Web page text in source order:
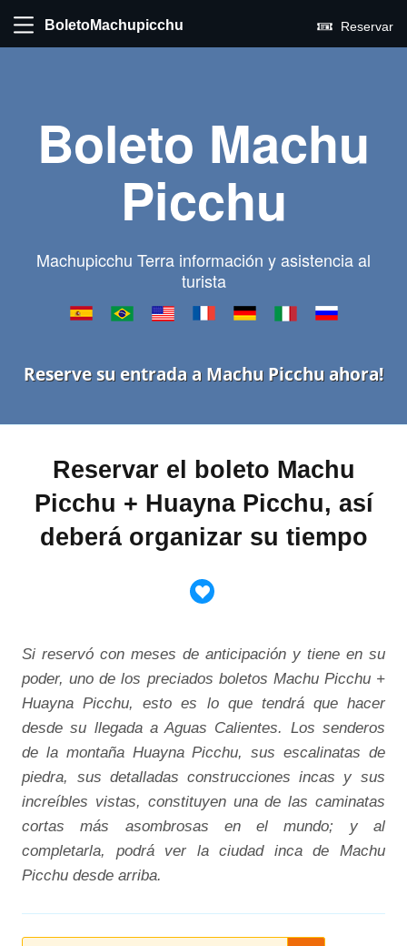
BoletoMachupicchu Reservar
Boleto Machu
Picchu
Machupicchu Terra información y asistencia al
turista
Reserve su entrada a Machu Picchu ahora!
Reservar el boleto Machu
Picchu + Huayna Picchu, así
deberá organizar su tiempo
Si reservó con meses de anticipación y tiene en su
poder, uno de los preciados boletos Machu Picchu +
Huayna Picchu, esto es lo que tendrá que hacer
desde su llegada a Aguas Calientes. Los senderos
de la montaña Huayna Picchu, sus escalinatas de
piedra, sus detalladas construcciones incas y sus
increíbles vistas, constituyen una de las caminatas
cortas más asombrosas en el mundo; y al
completarla, podrá ver la ciudad inca de Machu
Picchu desde arriba.